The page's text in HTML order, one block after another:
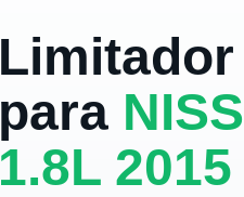
para
1.8L 2015